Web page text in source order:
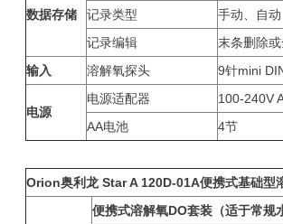
数据存储
记录类型
手动、自动
记录编辑
末条删除
输入
溶解氧探头 9针mini
电源
电源适配器
100-240V
AA电池
4节
Orion奥利龙 Star A 120D-01A便携式基础型
便携式溶解氧DO套装（适于常规